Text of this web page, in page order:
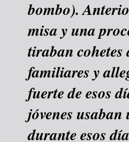
bombo).
misa y una
tiraban
familiares y
fuerte de esos
jóvenes
durante esos